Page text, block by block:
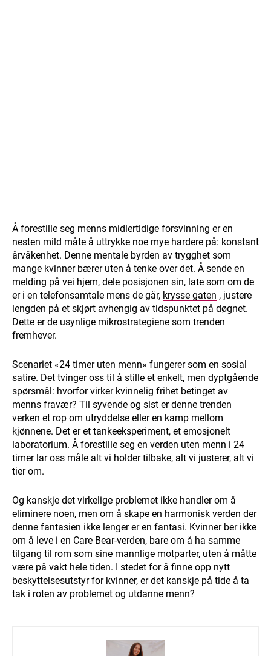
Å forestille seg menns midlertidige forsvinning er en
nesten mild måte å uttrykke noe mye hardere på: konstant
årvåkenhet. Denne mentale byrden av trygghet som
mange kvinner bærer uten å tenke over det. Å sende en
melding på vei hjem, dele posisjonen sin, late som om de
er i en telefonsamtale mens de går, krysse gaten , justere
lengden på et skjørt avhengig av tidspunktet på døgnet.
Dette er de usynlige mikrostrategiene som trenden
fremhever.
Scenariet «24 timer uten menn» fungerer som en sosial
satire. Det tvinger oss til å stille et enkelt, men dyptgående
spørsmål: hvorfor virker kvinnelig frihet betinget av
menns fravær? Til syvende og sist er denne trenden
verken et rop om utryddelse eller en kamp mellom
kjønnene. Det er et tankeeksperiment, et emosjonelt
laboratorium. Å forestille seg en verden uten menn i 24
timer lar oss måle alt vi holder tilbake, alt vi justerer, alt vi
tier om.
Og kanskje det virkelige problemet ikke handler om å
eliminere noen, men om å skape en harmonisk verden der
denne fantasien ikke lenger er en fantasi. Kvinner ber ikke
om å leve i en Care Bear-verden, bare om å ha samme
tilgang til rom som sine mannlige motparter, uten å måtte
være på vakt hele tiden. I stedet for å finne opp nytt
beskyttelsesutstyr for kvinner, er det kanskje på tide å ta
tak i roten av problemet og utdanne menn?